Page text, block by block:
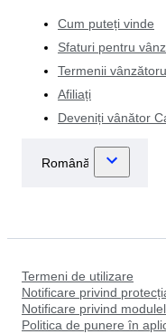
Cum puteți vinde
Sfaturi pentru
Termenii
Afiliați
Deveniți vânător
Termeni de utilizare
Notificare privind
Notificare privind
Politica de punere în